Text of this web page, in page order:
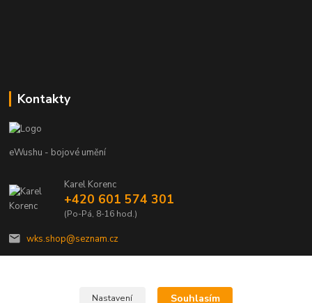
Kontakty
eWushu - bojové umění
Karel Korenc
+420 601 574 301
(Po-Pá, 8-16 hod.)
wks.shop@seznam.cz
Nastavení Souhlasím